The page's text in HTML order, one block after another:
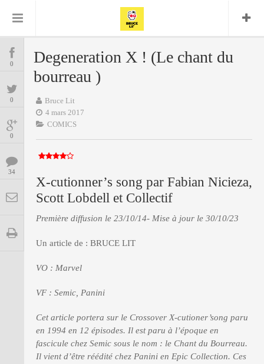
COMICS
MANGAS
BD
ENCYCLOPEGEEK
CINE-SERIES-ANIME
MUSIQUE
LA BRUCE TEAM : SAISON 13
0
0
0
34
Degeneration X ! (Le chant du
bourreau )
Bruce Lit
4 mars 2017
COMICS
X-cutionner’s song par Fabian Nicieza,
Scott Lobdell et Collectif
Première diffusion le 23/10/14- Mise à jour le 30/10/23
Un article de : BRUCE LIT
VO : Marvel
VF : Semic, Panini
Cet article portera sur le Crossover X-cutioner’song paru
en 1994 en 12 épisodes. Il est paru à l’époque en
fascicule chez Semic sous le nom : le Chant du Bourreau.
Il vient d’être réédité chez Panini en Epic Collection. Ces
Comics
Daredevil
Delcourt Eddy Vanleffe
Encyclopegeek Figure
Replay
Glénat Graphic Novel
Independants JB Vu Van
Nguyen
Marvel Mattie boy
Panini Patrick Faivre Presse
Présence Punisher Rock Semic
Tornado Urban xmen